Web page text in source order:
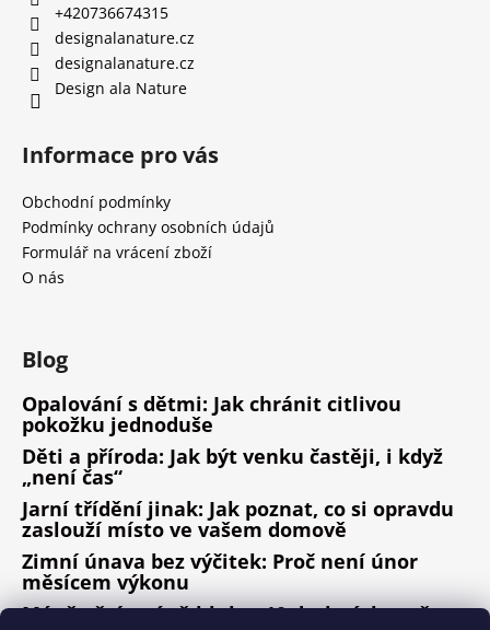
+420736674315
designalanature.cz
designalanature.cz
Design ala Nature
Informace pro vás
Obchodní podmínky
Podmínky ochrany osobních údajů
Formulář na vrácení zboží
O nás
Blog
Opalování s dětmi: Jak chránit citlivou
pokožku jednoduše
Děti a příroda: Jak být venku častěji, i když
„není čas“
Jarní třídění jinak: Jak poznat, co si opravdu
zaslouží místo ve vašem domově
Zimní únava bez výčitek: Proč není únor
měsícem výkonu
Méně věcí, méně hluku: 10 drobných změn,